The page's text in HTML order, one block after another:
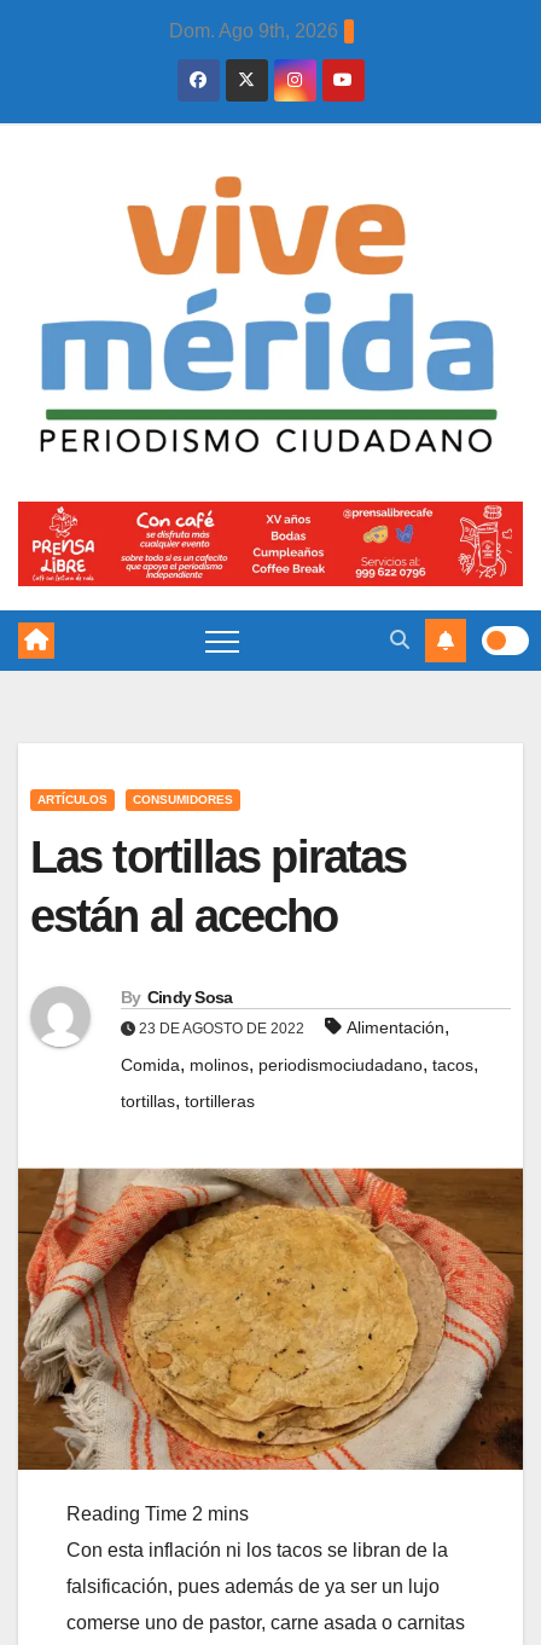
Dom. Ago 9th, 2026
ARTÍCULOS CONSUMIDORES
Las tortillas piratas
están al acecho
By Cindy Sosa
23 DE AGOSTO DE 2022 Alimentación,
Comida, molinos, periodismociudadano, tacos,
tortillas, tortilleras
Con esta inflación ni los tacos se libran de la
falsificación, pues además de ya ser un lujo
comerse uno de pastor, carne asada o carnitas